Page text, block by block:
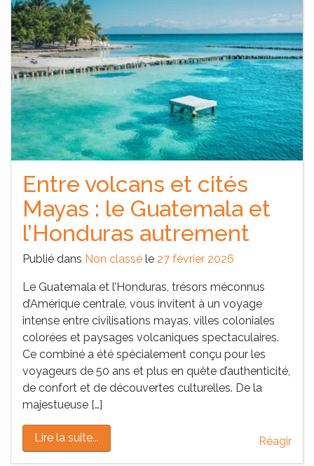
Entre volcans et cités
Mayas : le Guatemala et
l’Honduras autrement
Publié dans Non classé le 27 février 2026
Le Guatemala et l’Honduras, trésors méconnus
d’Amérique centrale, vous invitent à un voyage
intense entre civilisations mayas, villes coloniales
colorées et paysages volcaniques spectaculaires.
Ce combiné a été spécialement conçu pour les
voyageurs de 50 ans et plus en quête d’authenticité,
de confort et de découvertes culturelles. De la
majestueuse […]
Lire la suite... Réagir